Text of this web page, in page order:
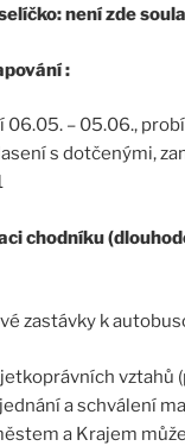
není zde
:
06.05. – 05.06.,
s dotčenými,
chodníku
zastávky k
vztahů
a schválení
a Krajem